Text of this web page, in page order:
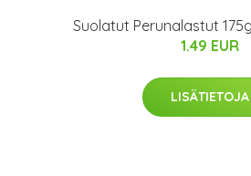
Suolatut Perunalastut
1.49 EUR
LISÄTIETOJA